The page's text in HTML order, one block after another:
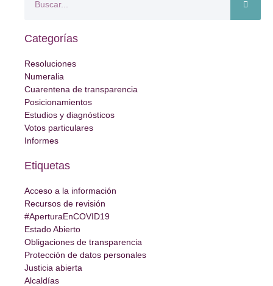
Categorías
Resoluciones
Numeralia
Cuarentena de transparencia
Posicionamientos
Estudios y diagnósticos
Votos particulares
Informes
Etiquetas
Acceso a la información
Recursos de revisión
#AperturaEnCOVID19
Estado Abierto
Obligaciones de transparencia
Protección de datos personales
Justicia abierta
Alcaldías